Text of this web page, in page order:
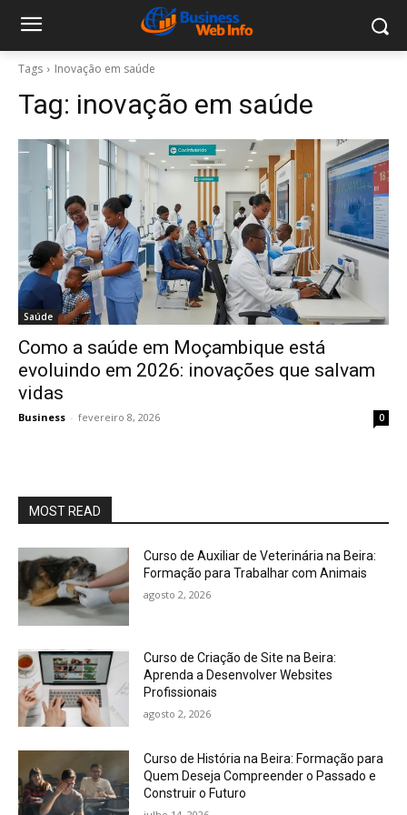
Tags Inovação em saúde
Tag: inovação em saúde
Saúde
Como a saúde em Moçambique está
evoluindo em 2026: inovações que salvam
vidas
Business - fevereiro 8, 2026 0
MOST READ
Curso de Auxiliar de Veterinária na Beira:
Formação para Trabalhar com Animais
agosto 2, 2026
Curso de Criação de Site na Beira:
Aprenda a Desenvolver Websites
Profissionais
agosto 2, 2026
Curso de História na Beira: Formação para
Quem Deseja Compreender o Passado e
Construir o Futuro